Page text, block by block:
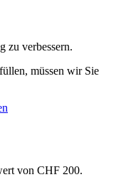
zu verbessern.
müssen wir Sie
von CHF 200.